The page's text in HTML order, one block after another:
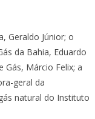
Geraldo Júnior; o
da Bahia, Eduardo
Gás, Márcio Felix; a
geral da
natural do Instituto